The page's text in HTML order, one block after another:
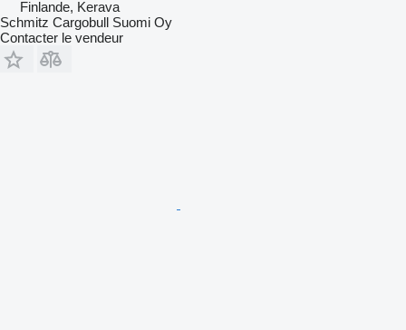
Finlande, Kerava
Schmitz Cargobull Suomi Oy
Contacter le vendeur